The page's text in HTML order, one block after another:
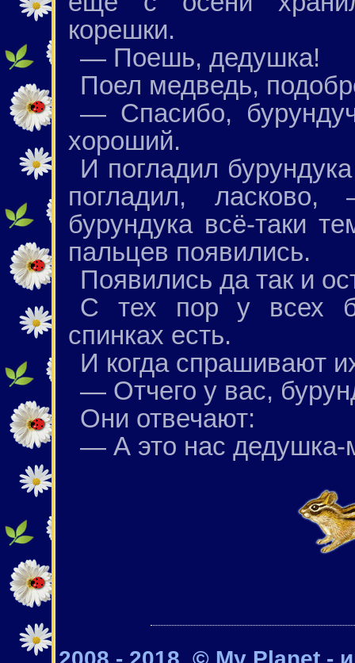
корешки.
— Поешь, дедушка!
Поел медведь,
— Спасибо,
хороший.
И погладил
погладил,
бурундука всё-таки
пальцев появились.
Появились да так и
С тех пор у всех
спинках есть.
И когда спрашивают
— Отчего у вас,
Они отвечают:
— А это нас дедушка-